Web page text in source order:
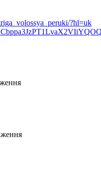
?hl=uk